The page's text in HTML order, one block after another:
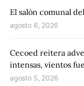
El salón comunal
agosto 6, 2026
Cecoed reitera
intensas, vientos
agosto 5, 2026